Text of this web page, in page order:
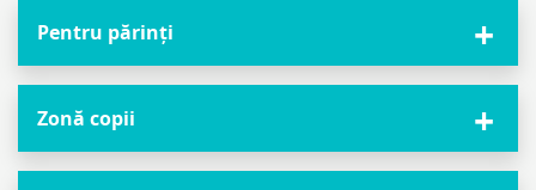
Pentru părinți
Zonă copii